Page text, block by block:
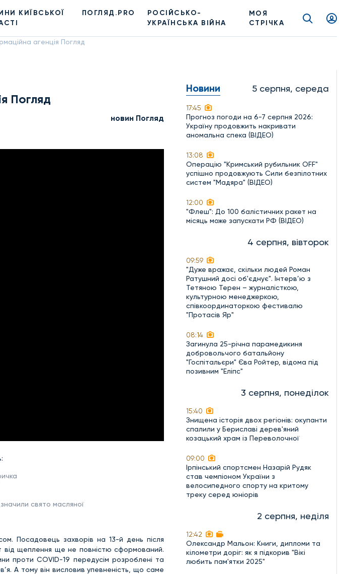
КИЇВСЬКОЇ
ПОГЛЯД.PRO
РОСІЙСЬКО-
УКРАЇНСЬКА ВІЙНА
МОЯ
СТРІЧКА
агенція Погляд
Погляд
новин Погляд
свято масляної
Посадовець захворів на 13-й день після
від щеплення ще не повністю сформований.
проти COVID-19 передусім розроблені та
А тому він висловив упевненість, що саме
Новини 5 серпня, середа
17:45
Прогноз погоди на 6-7 серпня 2026:
Україну продовжить накривати
аномальна спека (ВІДЕО)
13:08
Операцію "Кримський рубильник OFF"
успішно продовжують Сили безпілотних
систем "Мадяра" (ВІДЕО)
12:00
"Флеш": До 100 балістичних ракет на
місяць може запускати РФ (ВІДЕО)
4 серпня, вівторок
09:59
"Дуже вражає, скільки людей Роман
Ратушний досі об'єднує". Інтерв’ю з
Тетяною Терен – журналісткою,
культурною менеджеркою,
співкоординаторкою фестивалю
"Протасів Яр"
08:14
Загинула 25-річна парамедикиня
добровольчого батальйону
"Госпітальєри" Єва Ройтер, відома під
позивним "Еліпс"
3 серпня, понеділок
15:40
Знищена історія двох регіонів: окупанти
спалили у Бериславі дерев'яний
козацький храм із Переволочної
09:00
Ірпінський спортсмен Назарій Рудяк
став чемпіоном України з
велосипедного спорту на критому
треку серед юніорів
2 серпня, неділя
12:42
Олександр Мальон: Книги, дипломи та
кілометри доріг: як я підкорив "Вікі
любить пам'ятки 2025"